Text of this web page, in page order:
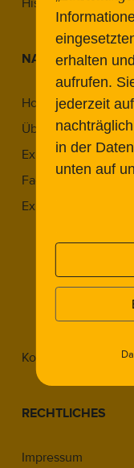
Historic Airports
NAVIGATION
Home
Über Uns
Expert:innen
Fachbeiträge
Expert Meetings
Expert Meeting
Expert Meeting
Expert Meeting
Expert Meeting
Kontakt
RECHTLICHES
Impressum
erhalten
aufrufen.
jederzeit
in der
unten auf